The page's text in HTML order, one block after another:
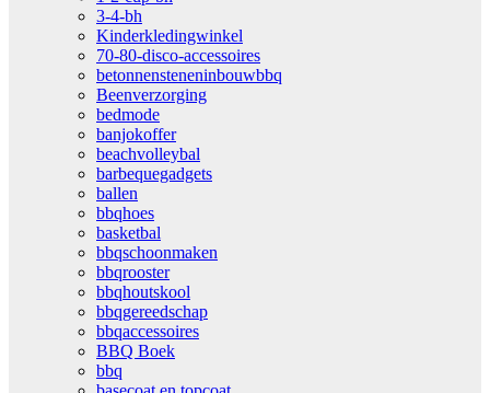
3-4-bh
Kinderkledingwinkel
70-80-disco-accessoires
betonnensteneninbouwbbq
Beenverzorging
bedmode
banjokoffer
beachvolleybal
barbequegadgets
ballen
bbqhoes
basketbal
bbqschoonmaken
bbqrooster
bbqhoutskool
bbqgereedschap
bbqaccessoires
BBQ Boek
bbq